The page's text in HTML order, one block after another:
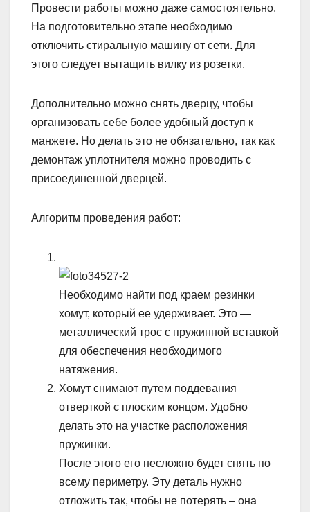
Провести работы можно даже самостоятельно.
На подготовительно этапе необходимо
отключить стиральную машину от сети. Для
этого следует вытащить вилку из розетки.
Дополнительно можно снять дверцу, чтобы
организовать себе более удобный доступ к
манжете. Но делать это не обязательно, так как
демонтаж уплотнителя можно проводить с
присоединенной дверцей.
Алгоритм проведения работ:
Необходимо найти под краем резинки
хомут, который ее удерживает. Это —
металлический трос с пружинной вставкой
для обеспечения необходимого
натяжения.
Хомут снимают путем поддевания
отверткой с плоским концом. Удобно
делать это на участке расположения
пружинки.
После этого его несложно будет снять по
всему периметру. Эту деталь нужно
отложить так, чтобы не потерять – она